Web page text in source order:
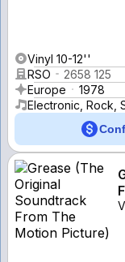
Vinyl 10-12''
RSO
2658 125
Europe
1978
Electronic, Rock,